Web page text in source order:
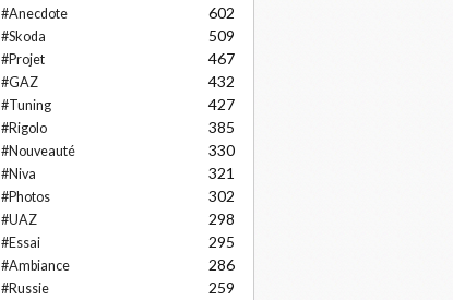
#Anecdote 602
#Skoda 509
#Projet 467
#GAZ 432
#Tuning 427
#Rigolo 385
#Nouveauté 330
#Niva 321
#Photos 302
#UAZ 298
#Essai 295
#Ambiance 286
#Russie 259